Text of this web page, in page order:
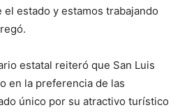
estado y estamos trabajando
estatal reiteró que San Luis
en la preferencia de las
único por su atractivo turístico